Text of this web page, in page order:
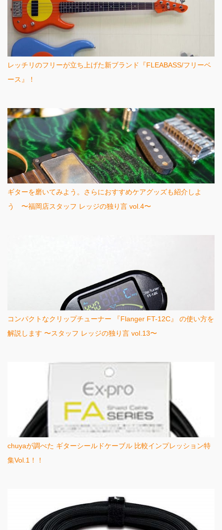
レッチリのフリーが立ち上げた新ブランド『FLEABASS/フリーベ
ース』！
ギターを磨いてみよう。さらにおすすめケアグッズも紹介しよ
う 〜福岡店スタッフ レッジの独り言 vol.4〜
コンパクトなクリップチューナー 『Flanger FT-12C』 の使い方を
解説します 〜スタッフ レッジの独り言 vol.13〜
chuyaが調べた ギターシールドケーブル 比較インプレッション特
集Vol.1！！